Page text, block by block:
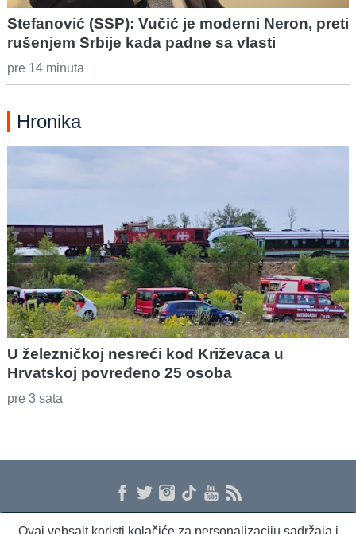
Stefanović (SSP): Vučić je moderni Neron, preti
rušenjem Srbije kada padne sa vlasti
pre 14 minuta
Hronika
U železničkoj nesreći kod Križevaca u
Hrvatskoj povređeno 25 osoba
pre 3 sata
Ovaj vebsajt koristi kolačiće za personalizaciju sadržaja i